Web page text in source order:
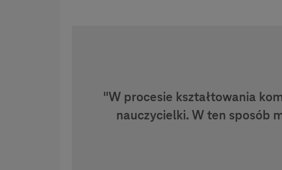
"W procesie kształtowania
nauczycielki. W ten sposób